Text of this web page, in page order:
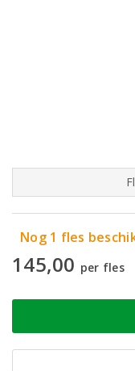
Nog 1 fles
145,00 per fles